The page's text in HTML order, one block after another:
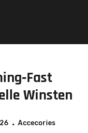
Winsten
Accecories